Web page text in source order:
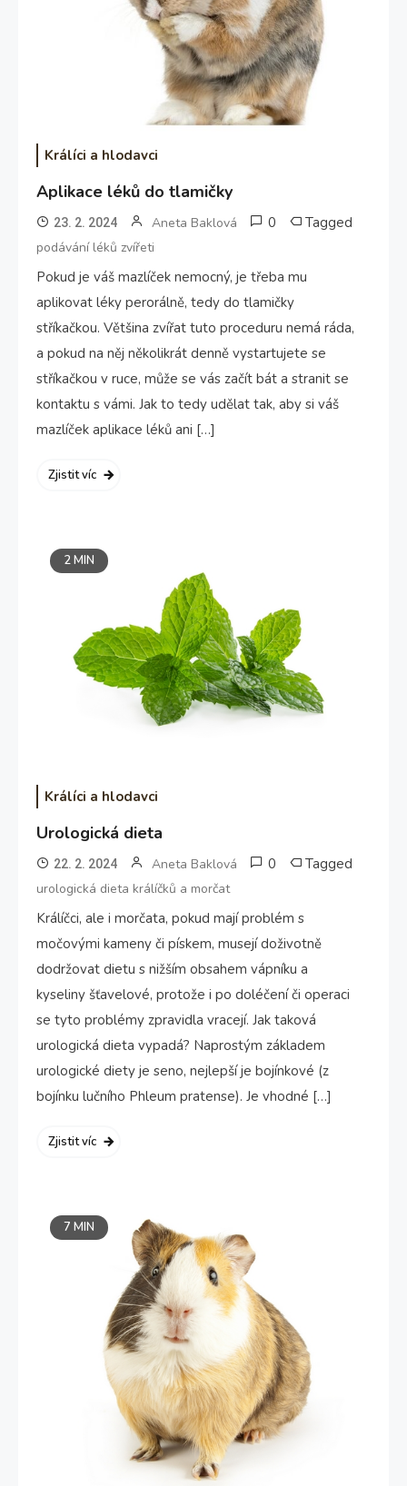
Králíci a hlodavci
Aplikace léků do tlamičky
23. 2. 2024 Aneta Baklová 0 Tagged
podávání léků zvířeti
Pokud je váš mazlíček nemocný, je třeba mu
aplikovat léky perorálně, tedy do tlamičky
stříkačkou. Většina zvířat tuto proceduru nemá ráda,
a pokud na něj několikrát denně vystartujete se
stříkačkou v ruce, může se vás začít bát a stranit se
kontaktu s vámi. Jak to tedy udělat tak, aby si váš
mazlíček aplikace léků ani […]
Zjistit víc
2 MIN
Králíci a hlodavci
Urologická dieta
22. 2. 2024 Aneta Baklová 0 Tagged
urologická dieta králíčků a morčat
Králíčci, ale i morčata, pokud mají problém s
močovými kameny či pískem, musejí doživotně
dodržovat dietu s nižším obsahem vápníku a
kyseliny šťavelové, protože i po doléčení či operaci
se tyto problémy zpravidla vracejí. Jak taková
urologická dieta vypadá? Naprostým základem
urologické diety je seno, nejlepší je bojínkové (z
bojínku lučního Phleum pratense). Je vhodné […]
Zjistit víc
7 MIN